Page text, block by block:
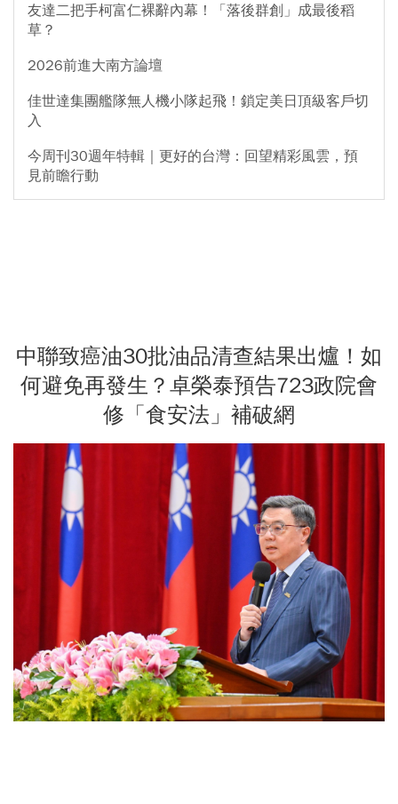
友達二把手柯富仁裸辭內幕！「落後群創」成最後稻
草？
2026前進大南方論壇
佳世達集團艦隊無人機小隊起飛！鎖定美日頂級客戶切
入
今周刊30週年特輯｜更好的台灣：回望精彩風雲，預
見前瞻行動
中聯致癌油30批油品清查結果出爐！如
何避免再發生？卓榮泰預告723政院會
修「食安法」補破網